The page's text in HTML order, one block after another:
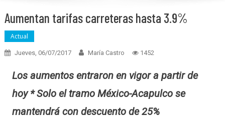
Aumentan tarifas carreteras hasta 3.9%
Actual
Jueves, 06/07/2017 María Castro 1452
Los aumentos entraron en vigor a partir de
hoy * Solo el tramo México-Acapulco se
mantendrá con descuento de 25%